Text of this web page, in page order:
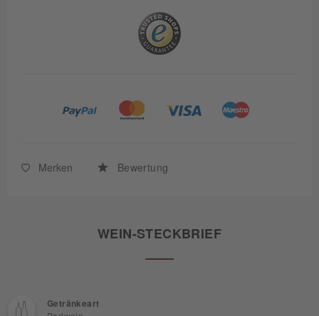
Merken Bewertung
WEIN-STECKBRIEF
Getränkeart